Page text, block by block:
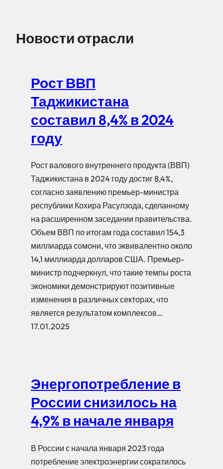
Новости отрасли
Рост ВВП
Таджикистана
составил 8,4% в 2024
году
Рост валового внутреннего продукта (ВВП)
Таджикистана в 2024 году достиг 8,4%,
согласно заявлению премьер-министра
республики Кохира Расулзода, сделанному
на расширенном заседании правительства.
Объем ВВП по итогам года составил 154,3
миллиарда сомони, что эквивалентно около
14,1 миллиарда долларов США. Премьер-
министр подчеркнул, что такие темпы роста
экономики демонстрируют позитивные
изменения в различных секторах, что
является результатом комплексов…
17.01.2025
Энергопотребление в
России снизилось на
4,9% в начале января
В России с начала января 2023 года
потребление электроэнергии сократилось